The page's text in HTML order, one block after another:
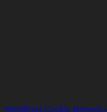
WordPress Cookie Hinweis